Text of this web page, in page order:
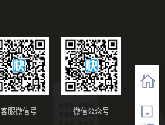
微信公众号
客服微信号